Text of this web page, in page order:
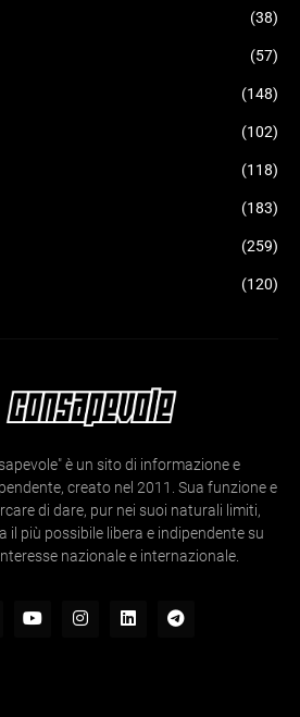
(38)
(57)
(148)
(102)
(118)
(183)
(259)
(120)
è un sito di informazione e
creato nel 2011. Sua funzione e
di dare, pur nei suoi naturali limiti,
il più possibile libera e indipendente su
nazionale e internazionale.